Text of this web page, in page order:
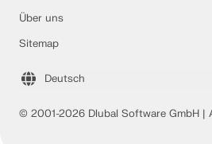
© 2001-2026 Dlubal Software GmbH |
Über uns
Sitemap
Deutsch